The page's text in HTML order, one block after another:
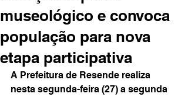
museológico e convoca
população para nova
etapa participativa
A Prefeitura de Resende realiza
nesta segunda-feira (27) a segunda